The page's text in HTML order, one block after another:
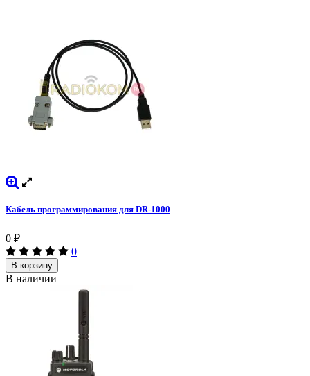
Кабель программирования для DR-1000
0 ₽
0
В корзину
В наличии